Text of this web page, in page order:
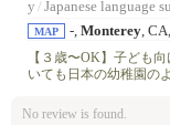
y / Japanese language
MAP -, Monterey,
【３歳〜OK】子ども
いても日本の幼稚園の
No review is found.